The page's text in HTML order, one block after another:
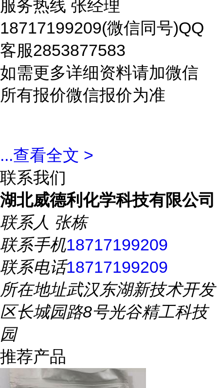
服务热线 张经理
18717199209(微信同号)QQ
客服2853877583
如需更多详细资料请加微信
所有报价微信报价为准
...查看全文 >
联系我们
湖北威德利化学科技有限公司
联系人 张栋
联系手机18717199209
联系电话18717199209
所在地址武汉东湖新技术开发
区长城园路8号光谷精工科技
园
推荐产品